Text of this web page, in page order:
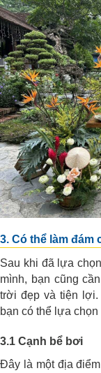
3. Có thể làm
Sau khi đã lựa
mình, bạn cũng
trời đẹp và tiện lợi.
bạn có thể lựa
3.1 Cạnh bể bơi
Đây là một địa